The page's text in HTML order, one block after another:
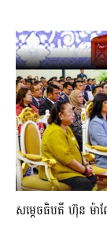
សម្ដេចធិបតី ហ៊ុន ម៉ា